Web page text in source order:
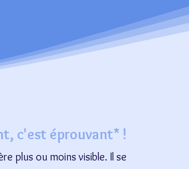
c'est éprouvant* !
plus ou moins visible. Il se